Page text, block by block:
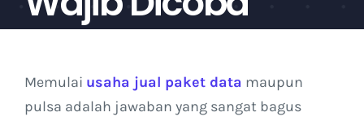
Transaksi
Harga Produk
Memulai usaha jual paket data maupun
pulsa adalah jawaban yang sangat bagus